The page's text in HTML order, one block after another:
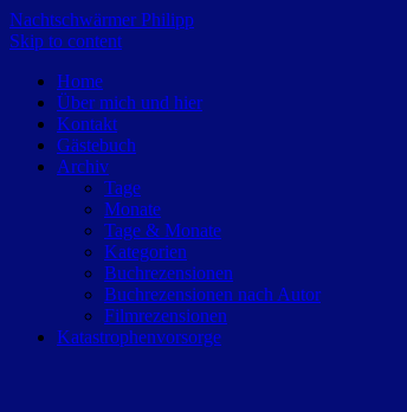
Nachtschwärmer Philipp
Skip to content
Home
Über mich und hier
Kontakt
Gästebuch
Archiv
Tage
Monate
Tage & Monate
Kategorien
Buchrezensionen
Buchrezensionen nach Autor
Filmrezensionen
Katastrophenvorsorge